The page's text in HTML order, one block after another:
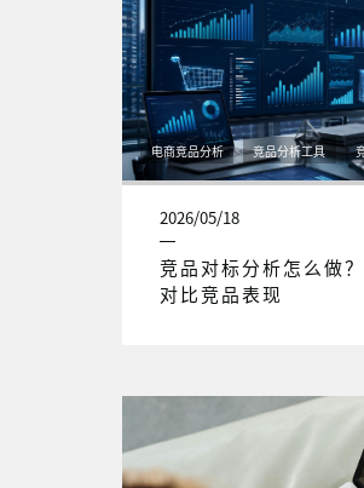
电商竞品分析 竞品分析工具
2026/05/18
竞品对标分析怎么做
对比竞品表现